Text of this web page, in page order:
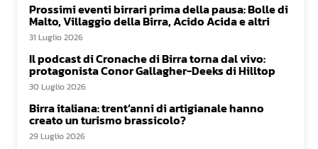
Prossimi eventi birrari prima della pausa: Bolle di
Malto, Villaggio della Birra, Acido Acida e altri
31 Luglio 2026
Il podcast di Cronache di Birra torna dal vivo:
protagonista Conor Gallagher-Deeks di Hilltop
30 Luglio 2026
Birra italiana: trent’anni di artigianale hanno
creato un turismo brassicolo?
29 Luglio 2026